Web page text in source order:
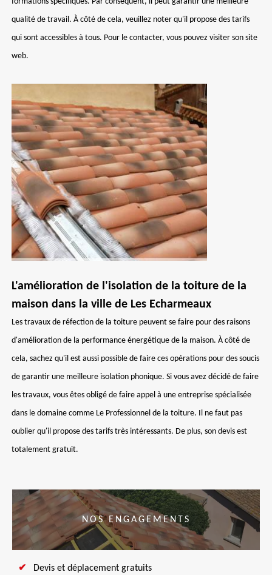
qualité de travail. À côté de cela, veuillez noter qu'il propose des tarifs
qui sont accessibles à tous. Pour le contacter, vous pouvez visiter son site
web.
L'amélioration de l'isolation de la toiture de la
maison dans la ville de Les Echarmeaux
Les travaux de réfection de la toiture peuvent se faire pour des raisons
d'amélioration de la performance énergétique de la maison. À côté de
cela, sachez qu'il est aussi possible de faire ces opérations pour des soucis
de garantir une meilleure isolation phonique. Si vous avez décidé de faire
les travaux, vous êtes obligé de faire appel à une entreprise spécialisée
dans le domaine comme Le Professionnel de la toiture. Il ne faut pas
oublier qu'il propose des tarifs très intéressants. De plus, son devis est
totalement gratuit.
NOS ENGAGEMENTS
Devis et déplacement gratuits